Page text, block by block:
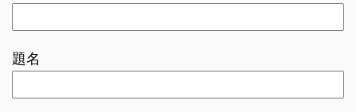
題名